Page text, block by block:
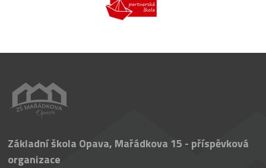
Základní škola Opava, Mařádkova 15 - příspěvková
organizace